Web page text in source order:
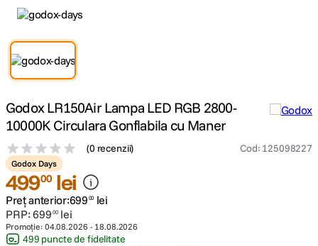
3. trepied telefon
5. canon sx740 hs
6 . lavaliera
7. card memorie
8. ulanzi
Godox LR150Air Lampa LED RGB 2800-
10000K Circulara Gonflabila cu Maner
(0 recenzii) Cod: 125098227
Godox Days
49900 lei
Preț anterior:699 00 lei
PRP:699 00 lei
Promoție: 04.08.2026 - 18.08.2026
499 puncte de fidelitate